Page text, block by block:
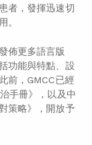
者，發揮迅速切
。
佈更多語言版
功能與特點、設
前，GMCC已經
手冊》，以及中
策略》，開放予